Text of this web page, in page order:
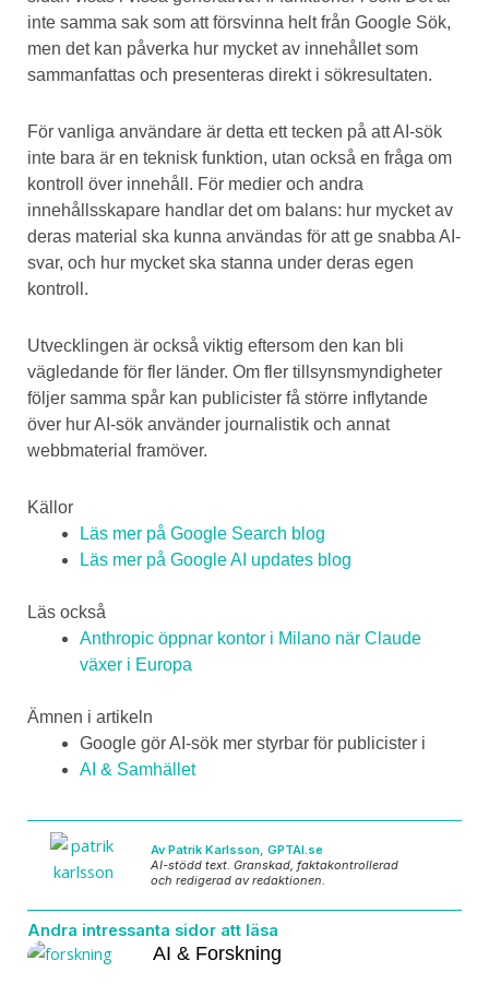
inte samma sak som att försvinna helt från Google Sök,
men det kan påverka hur mycket av innehållet som
sammanfattas och presenteras direkt i sökresultaten.
För vanliga användare är detta ett tecken på att AI-sök
inte bara är en teknisk funktion, utan också en fråga om
kontroll över innehåll. För medier och andra
innehållsskapare handlar det om balans: hur mycket av
deras material ska kunna användas för att ge snabba AI-
svar, och hur mycket ska stanna under deras egen
kontroll.
Utvecklingen är också viktig eftersom den kan bli
vägledande för fler länder. Om fler tillsynsmyndigheter
följer samma spår kan publicister få större inflytande
över hur AI-sök använder journalistik och annat
webbmaterial framöver.
Källor
Läs mer på Google Search blog
Läs mer på Google AI updates blog
Läs också
Anthropic öppnar kontor i Milano när Claude
växer i Europa
Ämnen i artikeln
Google gör AI-sök mer styrbar för publicister i
AI & Samhället
Av Patrik Karlsson, GPTAI.se
AI-stödd text. Granskad, faktakontrollerad
och redigerad av redaktionen.
Andra intressanta sidor att läsa
AI & Forskning